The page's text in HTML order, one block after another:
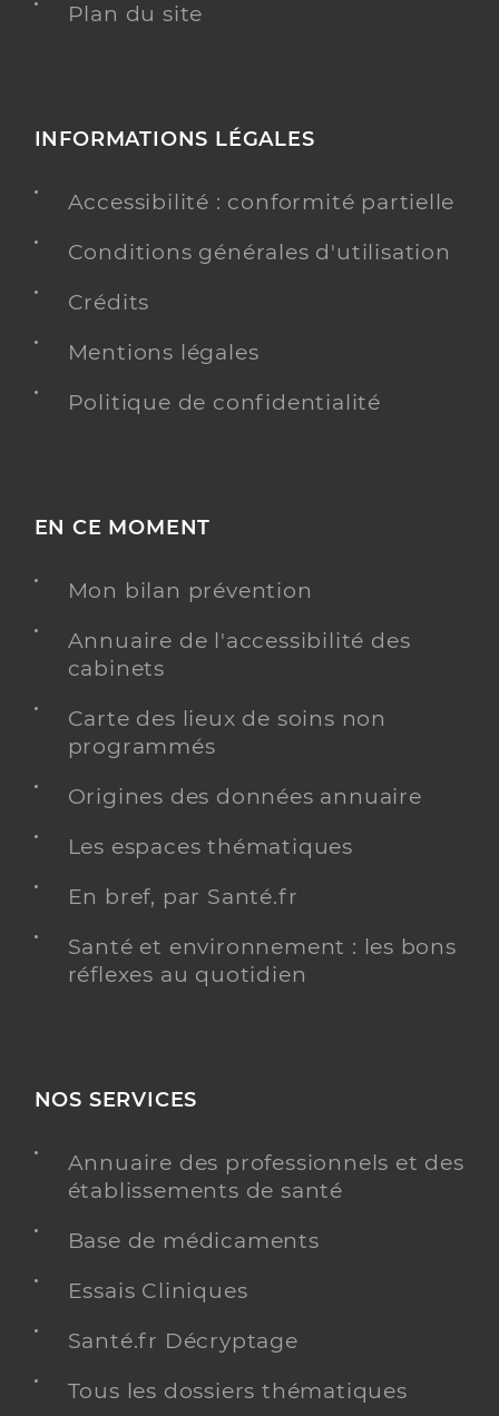
Plan du site
INFORMATIONS LÉGALES
Accessibilité : conformité partielle
Conditions générales d'utilisation
Crédits
Mentions légales
Politique de confidentialité
EN CE MOMENT
Mon bilan prévention
Annuaire de l'accessibilité des
cabinets
Carte des lieux de soins non
programmés
Origines des données annuaire
Les espaces thématiques
En bref, par Santé.fr
Santé et environnement : les bons
réflexes au quotidien
NOS SERVICES
Annuaire des professionnels et des
établissements de santé
Base de médicaments
Essais Cliniques
Santé.fr Décryptage
Tous les dossiers thématiques